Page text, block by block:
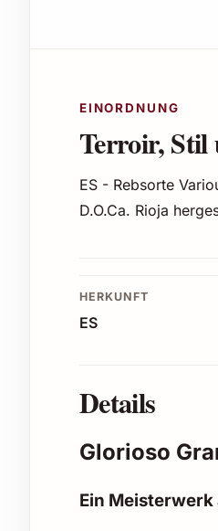
EINORDNUNG
Terroir,
ES - Rebsorte
D.O.Ca. Rioja
HERKUNFT
ES
Details
Glorioso
Ein Meisterwerk